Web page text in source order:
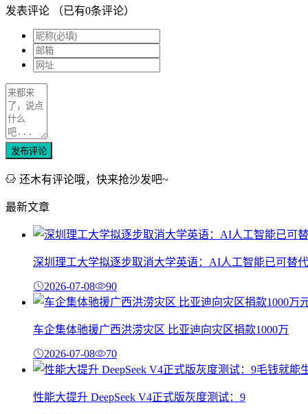
发表评论 （已有0条评论）
发布评论
还木有评论哦，快来抢沙发吧~
最新文章
深圳理工大学拟逐步取消大学英语：AI人工智能已可替代
2026-07-08 90
车企集体驰援广西洪涝灾区 比亚迪向灾区捐款1000万
2026-07-08 70
性能大提升 DeepSeek V4正式版灰度测试：9